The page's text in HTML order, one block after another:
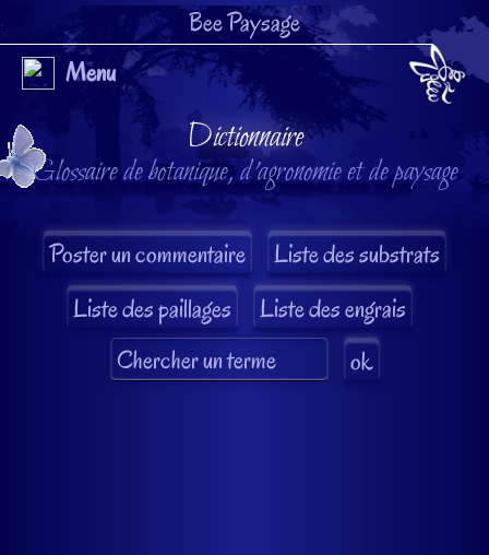
Bee Paysage
Menu
Dictionnaire
Glossaire de botanique, d'agronomie et de paysage
Liste des substrats
Liste des paillages
Liste des engrais